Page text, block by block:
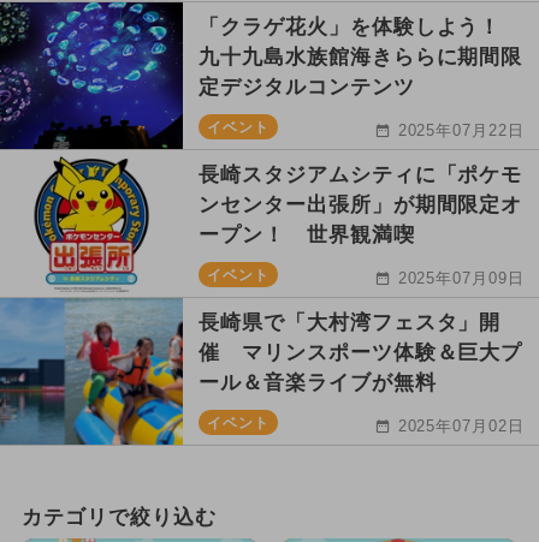
「クラゲ花火」を体験しよう！
九十九島水族館海きららに期間限
定デジタルコンテンツ
イベント 2025年07月22日
長崎スタジアムシティに「ポケモ
ンセンター出張所」が期間限定オ
ープン！ 世界観満喫
イベント 2025年07月09日
長崎県で「大村湾フェスタ」開
催 マリンスポーツ体験＆巨大プ
ール＆音楽ライブが無料
イベント 2025年07月02日
カテゴリで絞り込む